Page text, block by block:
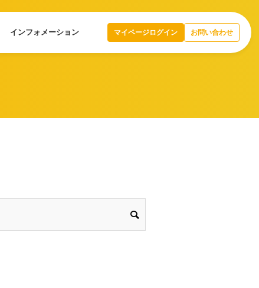
インフォメーション マイページログイン お問い合わせ